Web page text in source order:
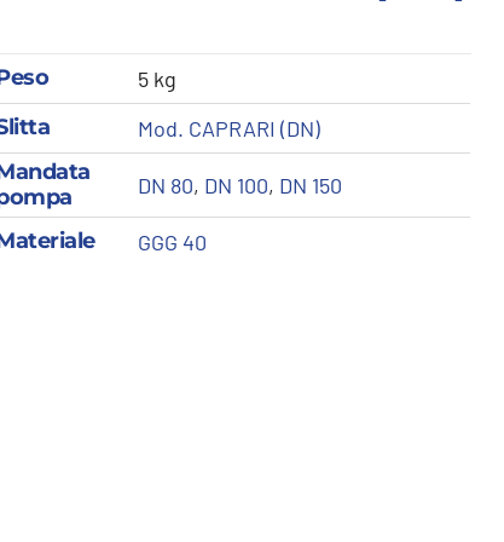
5 kg
Mod. CAPRARI (DN)
DN 80, DN 100, DN 150
GGG 40